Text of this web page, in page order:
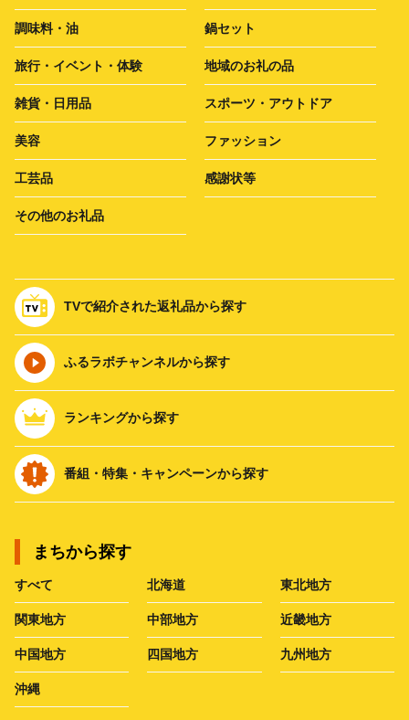
調味料・油 鍋セット
旅行・イベント・体験 地域のお礼の品
雑貨・日用品 スポーツ・アウトドア
美容 ファッション
工芸品 感謝状等
その他のお礼品
TVで紹介された返礼品から探す
ふるラボチャンネルから探す
ランキングから探す
番組・特集・キャンペーンから探す
まちから探す
すべて 北海道 東北地方
関東地方 中部地方 近畿地方
中国地方 四国地方 九州地方
沖縄